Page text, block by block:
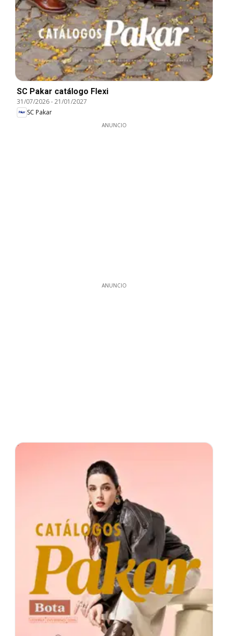
SC Pakar catálogo Flexi
31/07/2026-21/01/2027
SC Pakar
ANUNCIO
ANUNCIO